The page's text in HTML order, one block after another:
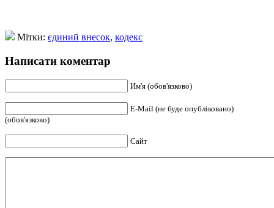
Мітки: єдиний внесок, кодекс
Написати коментар
Им'я (обов'язково)
E-Mail (не буде опубліковано)
(обов'язково)
Сайт